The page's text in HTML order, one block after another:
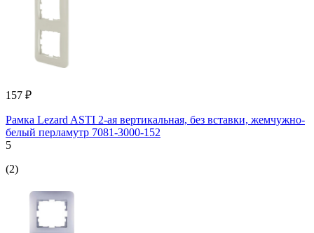
157 ₽
Рамка Lezard ASTI 2-ая вертикальная, без вставки, жемчужно-
белый перламутр 7081-3000-152
5
(2)